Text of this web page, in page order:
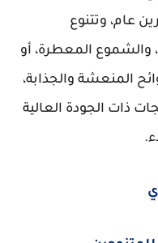
عام، وتتنوع
والشموع المعطرة، أو
المنعشة والجذابة،
ذات الجودة العالية